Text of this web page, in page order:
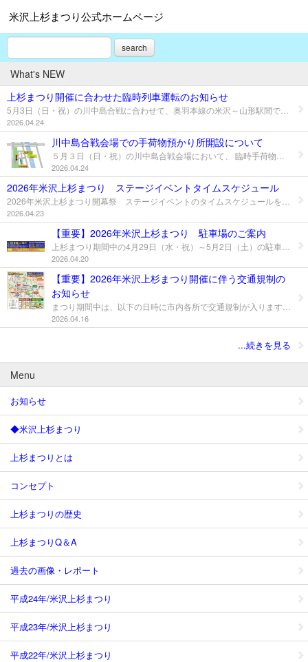
米沢上杉まつり公式ホームページ
search
What's NEW
上杉まつり開催に合わせた臨時列車運転のお知らせ
2026.04.24
川中島合戦会場での手荷物預かり所開設について
2026.04.24
2026年米沢上杉まつり ステージイベントタイムスケジュール
2026.04.23
【重要】2026年米沢上杉まつり 駐車場のご案内
2026.04.20
【重要】2026年米沢上杉まつり開催に伴う交通規制の
お知らせ
2026.04.16
...続きを見る
Menu
お知らせ
◆米沢上杉まつり
上杉まつりとは
コンセプト
上杉まつりの歴史
上杉まつりQ＆A
過去の画像・レポート
平成24年/米沢上杉まつり
平成23年/米沢上杉まつり
平成22年/米沢上杉まつり